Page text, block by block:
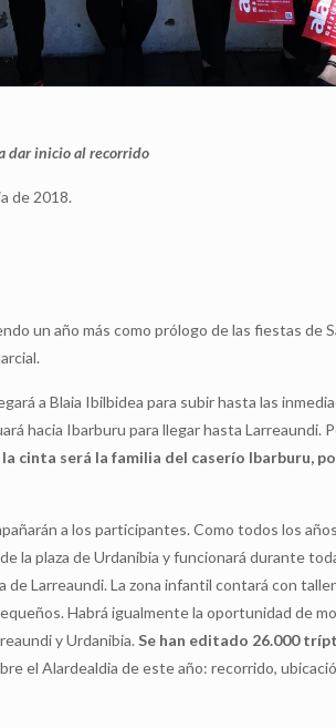
dar inicio al recorrido
de 2018.
un año más como prólogo de las fiestas de
a Blaia Ibilbidea para subir hasta las
hacia Ibarburu para llegar hasta Larreaundi.
cinta será la familia del caserío Ibarburu,
a los participantes. Como todos los
plaza de Urdanibia y funcionará durante
Larreaundi. La zona infantil contará con
Habrá igualmente la oportunidad de
y Urdanibia. Se han editado 26.000
el Alardealdia de este año: recorrido,